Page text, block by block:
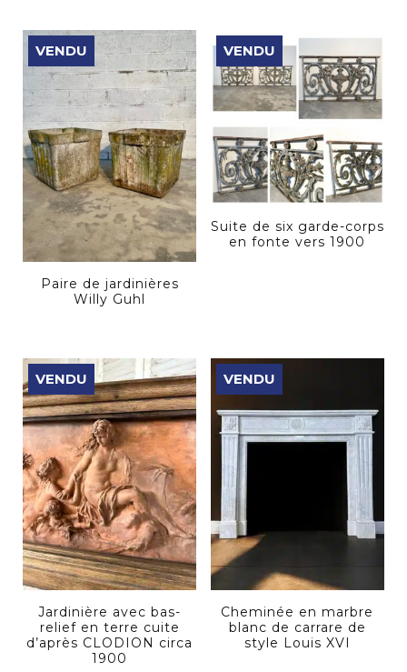
VENDU
Paire de jardinières
Willy Guhl
VENDU
Suite de six garde-corps
en fonte vers 1900
VENDU
Jardinière avec bas-
relief en terre cuite
d’après CLODION circa
1900
VENDU
Cheminée en marbre
blanc de carrare de
style Louis XVI